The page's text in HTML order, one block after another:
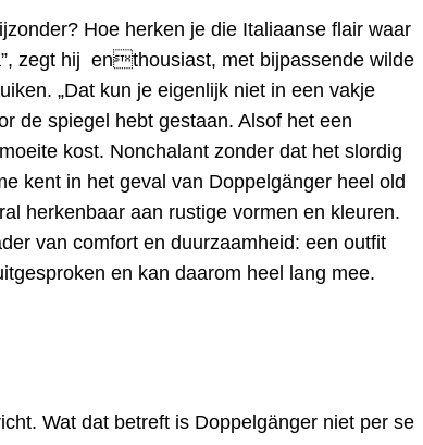
Hoe herken je die Italiaanse flair waar
zegt hij enthousiast, met bijpassende wilde
„Dat kun je eigenlijk niet in een vakje
de spiegel hebt gestaan. Alsof het een
kost. Nonchalant zonder dat het slordig
kent in het geval van Doppelgänger heel old
herkenbaar aan rustige vormen en kleuren.
van comfort en duurzaamheid: een outfit
en kan daarom heel lang mee.
Wat dat betreft is Doppelgänger niet per se